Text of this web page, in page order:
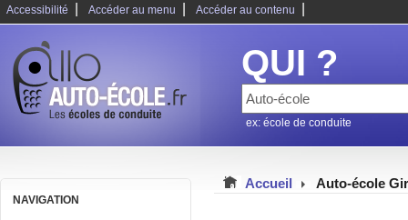
Accessibilité Accéder au menu Accéder au contenu
QUI ?
ex: école de conduite
NAVIGATION
Accueil Auto-école